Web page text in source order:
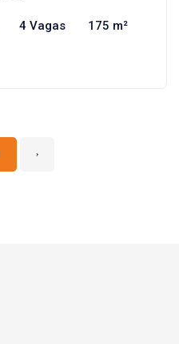
4 Vagas 175 m²
›